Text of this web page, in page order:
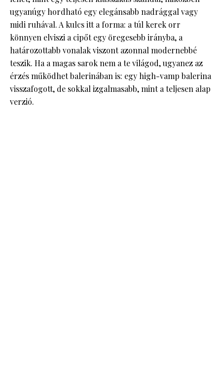
ugyanúgy hordható egy elegánsabb nadrággal vagy
midi ruhával. A kulcs itt a forma: a túl kerek orr
könnyen elviszi a cipőt egy öregesebb irányba, a
határozottabb vonalak viszont azonnal modernebbé
teszik. Ha a magas sarok nem a te világod, ugyanez az
érzés működhet balerinában is: egy high-vamp balerina
visszafogott, de sokkal izgalmasabb, mint a teljesen alap
verzió.